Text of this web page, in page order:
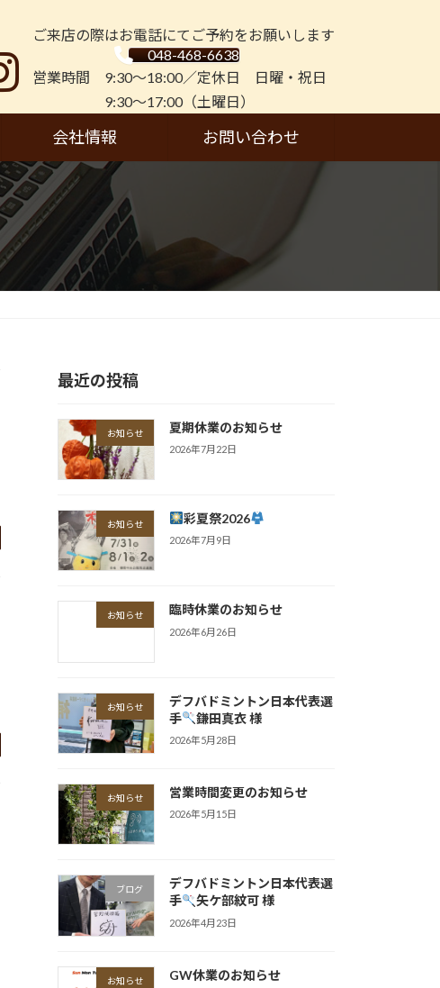
ご来店の際はお電話にてご予約をお願いします
048-468-6638
営業時間 9:30～18:00／定休日 日曜・祝日
9:30～17:00（土曜日）
会社情報 お問い合わせ
最近の投稿
お知らせ 夏期休業のお知らせ
2026年7月22日
お知らせ 彩夏祭2026
2026年7月9日
お知らせ 臨時休業のお知らせ
2026年6月26日
お知らせ
デフバドミントン日本代表選
手
鎌田真衣 様
2026年5月28日
お知らせ 営業時間変更のお知らせ
2026年5月15日
ブログ
デフバドミントン日本代表選
手
矢ケ部紋可 様
2026年4月23日
お知らせ GW休業のお知らせ